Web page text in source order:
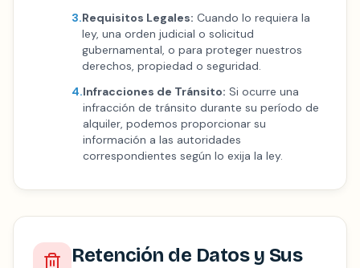
3.Requisitos Legales: Cuando lo requiera la
ley, una orden judicial o solicitud
gubernamental, o para proteger nuestros
derechos, propiedad o seguridad.
4.Infracciones de Tránsito: Si ocurre una
infracción de tránsito durante su período de
alquiler, podemos proporcionar su
información a las autoridades
correspondientes según lo exija la ley.
Retención de Datos y Sus